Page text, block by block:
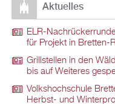
Aktuelles
ELR-
für Projekt in Bretten-
Grillstellen in den
bis auf Weiteres
Volkshochschule
Herbst- und